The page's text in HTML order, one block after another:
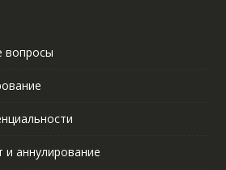
вопросы
и аннулирование